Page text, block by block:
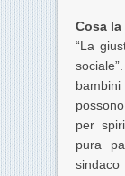
Cosa
“La
per
pura